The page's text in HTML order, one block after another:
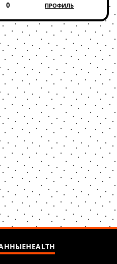
0 ПРОФИЛЬ
HEALTH